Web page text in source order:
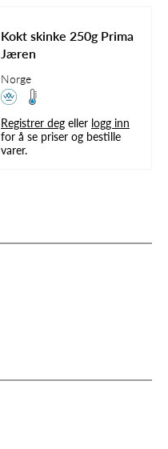
Kokt skinke 250g Prima
Jæren
Norge
Registrer deg eller logg inn
for å se priser og bestille
varer.